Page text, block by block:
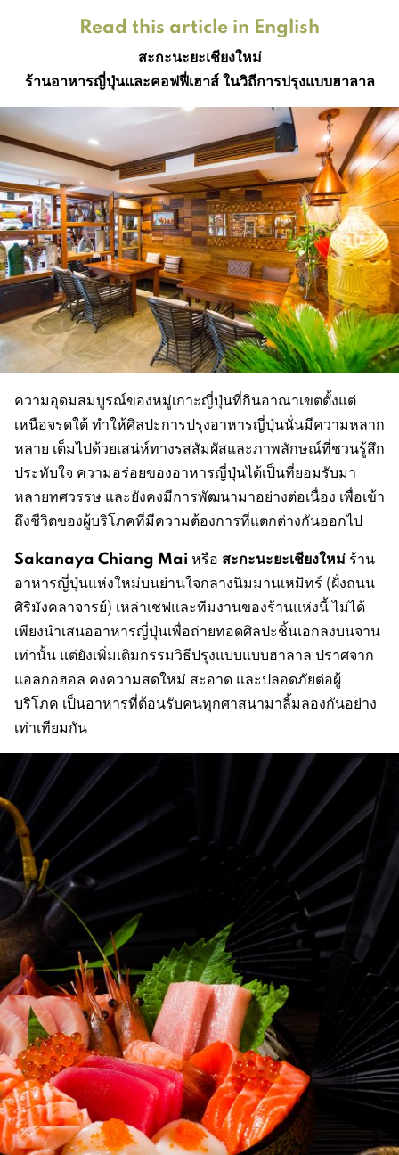
Read this article in English
สะกะนะยะเชียงใหม่
ร้านอาหารญี่ปุ่นและคอฟฟี่เฮาส์ ในวิถีการปรุงแบบฮาลาล
ความอุดมสมบูรณ์ของหมู่เกาะญี่ปุ่นที่กินอาณาเขตตั้งแต่
เหนือจรดใต้ ทำให้ศิลปะการปรุงอาหารญี่ปุ่นนั่นมีความหลาก
หลาย เต็มไปด้วยเสน่ห์ทางรสสัมผัสและภาพลักษณ์ที่ชวนรู้สึก
ประทับใจ ความอร่อยของอาหารญี่ปุ่นได้เป็นที่ยอมรับมา
หลายทศวรรษ และยังคงมีการพัฒนามาอย่างต่อเนื่อง เพื่อเข้า
ถึงชีวิตของผู้บริโภคที่มีความต้องการที่แตกต่างกันออกไป
Sakanaya Chiang Mai หรือ สะกะนะยะเชียงใหม่ ร้าน
อาหารญี่ปุ่นแห่งใหม่บนย่านใจกลางนิมมานเหมิทร์ (ฝั่งถนน
ศิริมังคลาจารย์) เหล่าเชฟและทีมงานของร้านแห่งนี้ ไม่ได้
เพียงนำเสนออาหารญี่ปุ่นเพื่อถ่ายทอดศิลปะชิ้นเอกลงบนจาน
เท่านั้น แต่ยังเพิ่มเติมกรรมวิธีปรุงแบบแบบฮาลาล ปราศจาก
แอลกอฮอล คงความสดใหม่ สะอาด และปลอดภัยต่อผู้
บริโภค เป็นอาหารที่ต้อนรับคนทุกศาสนามาลิ้มลองกันอย่าง
เท่าเทียมกัน